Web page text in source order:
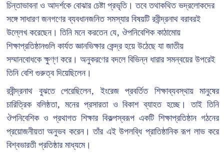
চিন্তাভাবনা ও আদর্শকে বোঝার চেষ্টা প্রভৃতি। তবে তথাকথিত ভদ্রলোকদের
সঙ্গে সাধারণ জনগণের ব্যবধানজনিত সমস্যার বিষয়টি রবীন্দ্রনাথ বরাবরই
উল্লেখ করেছেন। তিনি মনে করতেন যে, ঔপনিবেশিক কাঠামোয়
শিক্ষাপ্রতিষ্ঠানগুলি কার্যত জ্ঞানভিক্ষার কেন্দ্র হয়ে উঠেছে যা জাতীয়
সম্মানবোধকে ক্ষুণ্ণ করে। অনুকরণের বদলে বিভিন্ন ধারার সমন্বয়ের উপরেই
তিনি বেশি গুরুত্ব দিয়েছিলেন।
রবীন্দ্রনাথ বুঝতে পেরেছিলেন, ইংরেজ প্রবর্তিত শিক্ষাব্যবস্থায় মানুষের
চারিত্রিক বলিষ্ঠতা, মনের প্রসারতা ও বিকাশ ব্যাহত হচ্ছে। তাই তিনি
ঔপনিবেশিক ও প্রথাগত শিক্ষার বিকল্পস্বরূপ একটি শিক্ষাপ্রতিষ্ঠান গঠনের
প্রয়োজনীয়তা অনুভব করেন। তাঁর এই উপলব্ধি প্রাতিষ্ঠানিক রূপ লাভ করে
বিশ্বভারতী প্রতিষ্ঠার মাধ্যমে।